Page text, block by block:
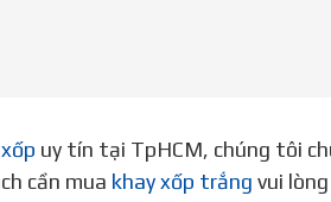
uy tín tại TpHCM, chúng tôi
cần mua khay xốp trắng vui